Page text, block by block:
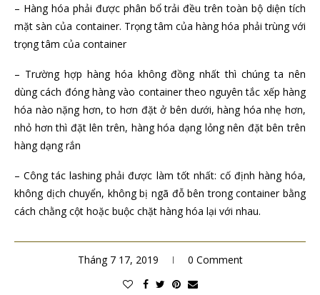
– Hàng hóa phải được phân bổ trải đều trên toàn bộ diện tích
mặt sàn của container. Trọng tâm của hàng hóa phải trùng với
trọng tâm của container
– Trường hợp hàng hóa không đồng nhất thì chúng ta nên
dùng cách đóng hàng vào container theo nguyên tắc xếp hàng
hóa nào nặng hơn, to hơn đặt ở bên dưới, hàng hóa nhẹ hơn,
nhỏ hơn thì đặt lên trên, hàng hóa dạng lỏng nên đặt bên trên
hàng dạng rắn
– Công tác lashing phải được làm tốt nhất: cố định hàng hóa,
không dịch chuyển, không bị ngã đỗ bên trong container bằng
cách chằng cột hoặc buộc chặt hàng hóa lại với nhau.
Tháng 7 17, 2019 0 Comment